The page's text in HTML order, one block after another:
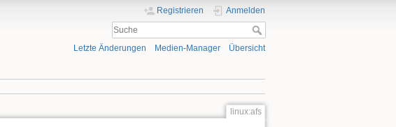
Registrieren Anmelden
Letzte Änderungen Medien-Manager Übersicht
linux:afs